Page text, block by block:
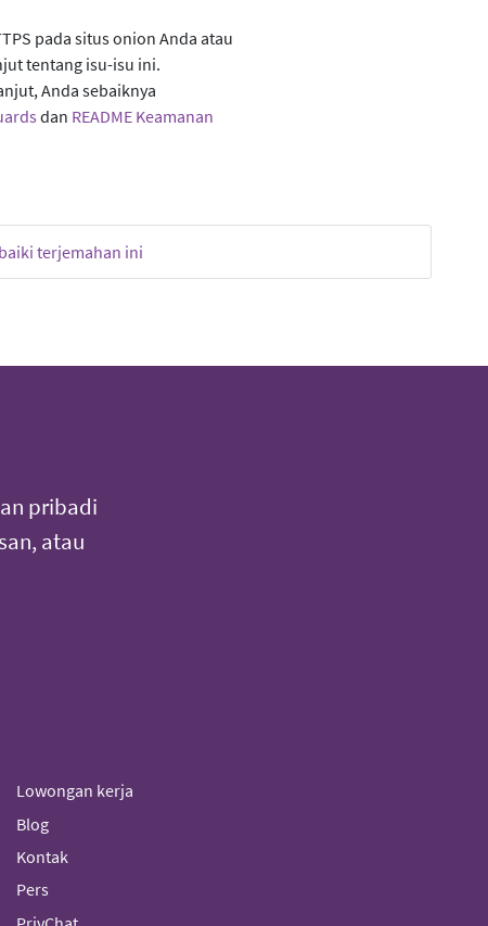
pada situs onion Anda atau
tentang isu-isu ini.
Anda sebaiknya
dan README Keamanan
terjemahan ini
pribadi
atau
Lowongan kerja
Blog
Kontak
Pers